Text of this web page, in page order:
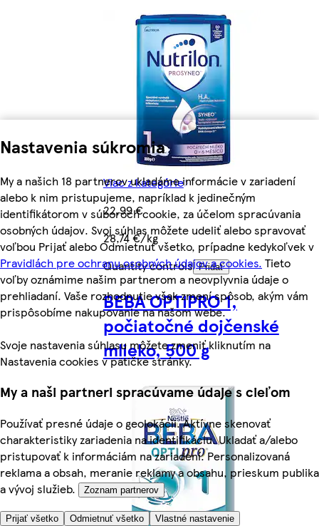
Nastavenia súkromia
My a našich 18 partnerov ukladáme informácie v zariadení
alebo k nim pristupujeme, napríklad k jedinečným
identifikátorom v súboroch cookie, za účelom spracúvania
osobných údajov. Svoj súhlas môžete udeliť alebo spravovať
voľbou Prijať alebo Odmietnuť všetko, prípadne kedykoľvek v
Pravidlách pre ochranu osobných údajov a cookies. Tieto
voľby oznámime našim partnerom a neovplyvnia údaje o
prehliadaní. Vaše rozhodnutie však zmení spôsob, akým vám
prispôsobíme nakupovanie na našom webe.
Svoje nastavenia súhlasu môžete zmeniť kliknutím na
Nastavenia cookies v pätičke stránky.
My a naši partneri spracúvame údaje s cieľom
Používať presné údaje o geolokácii. Aktívne skenovať
charakteristiky zariadenia na identifikáciu. Ukladať a/alebo
pristupovať k informáciám na zariadení. Personalizovaná
reklama a obsah, meranie reklamy a obsahu, prieskum publika
a vývoj služieb.
Zoznam partnerov
Prijať všetko Odmietnuť všetko Vlastné nastavenie
Viac z kategórie
22,99 €
28,74 €/kg
Quantity controls Pridať
BEBA OPTIPRO 1,
počiatočné dojčenské
mlieko, 500 g